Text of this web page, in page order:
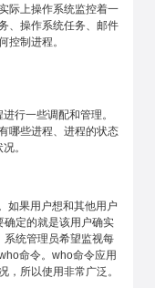
际上操作系统监控着一
、操作系统任务、邮件
控制进程。
行一些调配和管理。
哪些进程、进程的状态
。
如果用户想和其他用户
确定的就是该用户确实
系统管理员希望监视每
命令。who命令应用
，所以使用非常广泛。